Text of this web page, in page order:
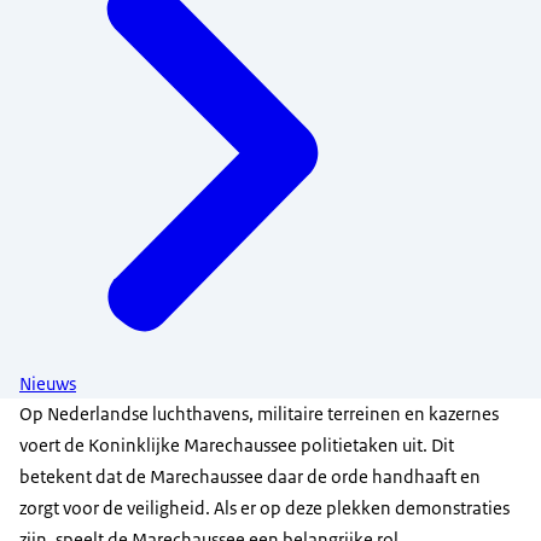
Nieuws
Op Nederlandse luchthavens, militaire terreinen en kazernes
voert de Koninklijke Marechaussee politietaken uit. Dit
betekent dat de Marechaussee daar de orde handhaaft en
zorgt voor de veiligheid. Als er op deze plekken demonstraties